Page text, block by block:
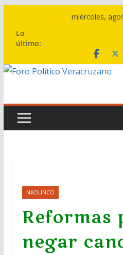
contenido
miércoles,
Lo
último:
NAOLINCO
Reformas
negar